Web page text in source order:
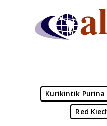
Kurikintik Purina
Red